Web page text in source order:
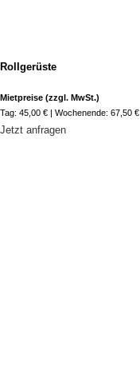
Rollgerüste
Mietpreise (zzgl. MwSt.)
Tag: 45,00 € | Wochenende: 67,50 €
Jetzt anfragen